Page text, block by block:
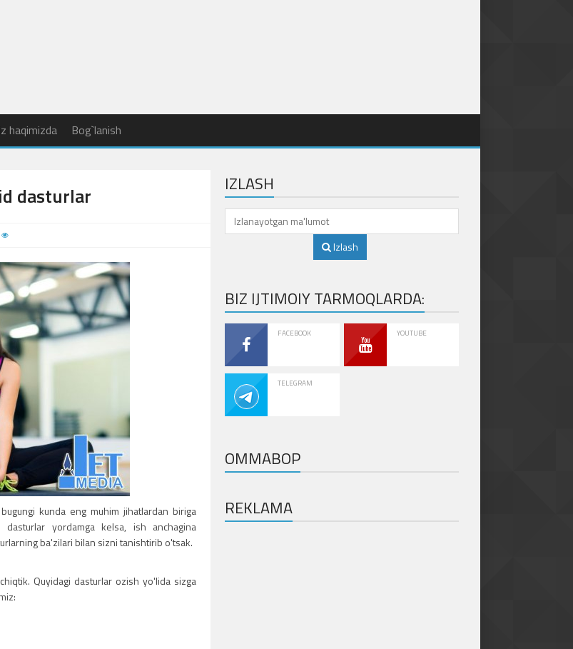
haqimizda Bog`lanish
dasturlar
kunda eng muhim jihatlardan biriga
yordamga kelsa, ish anchagina
ba'zilari bilan sizni tanishtirib o'tsak.
Quyidagi dasturlar ozish yo'lida sizga
IZLASH
Izlash
BIZ IJTIMOIY TARMOQLARDA:
FACEBOOK YOUTUBE
TELEGRAM
OMMABOP
REKLAMA